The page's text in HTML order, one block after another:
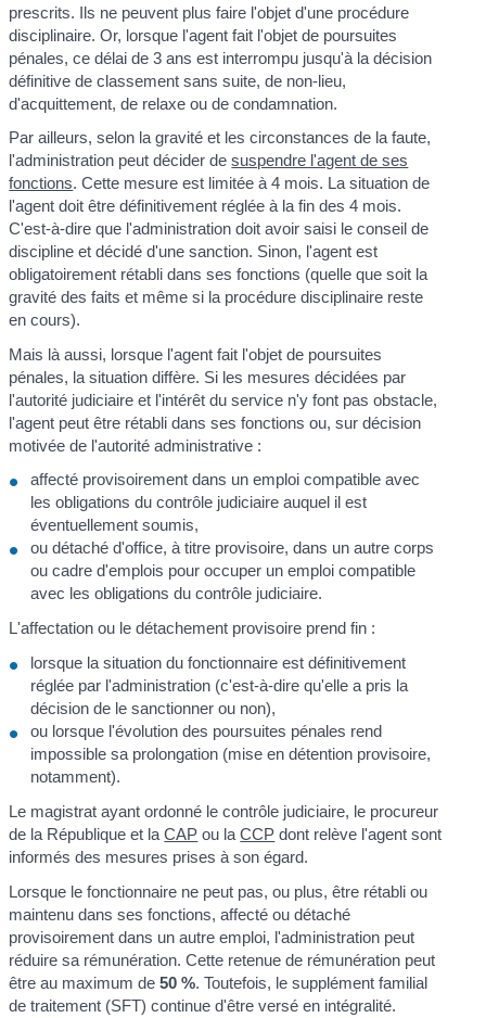
prescrits. Ils ne peuvent plus faire l'objet d'une procédure
disciplinaire. Or, lorsque l'agent fait l'objet de poursuites
pénales, ce délai de 3 ans est interrompu jusqu'à la décision
définitive de classement sans suite, de non-lieu,
d'acquittement, de relaxe ou de condamnation.
Par ailleurs, selon la gravité et les circonstances de la faute,
l'administration peut décider desuspendre l'agent de ses
fonctions. Cette mesure est limitée à 4 mois. La situation de
l'agent doit être définitivement réglée à la fin des 4 mois.
C'est-à-dire que l'administration doit avoir saisi le conseil de
discipline et décidé d'une sanction. Sinon, l'agent est
obligatoirement rétabli dans ses fonctions (quelle que soit la
gravité des faits et même si la procédure disciplinaire reste
en cours).
Mais là aussi, lorsque l'agent fait l'objet de poursuites
pénales, la situation diffère. Si les mesures décidées par
l'autorité judiciaire et l'intérêt du service n'y font pas obstacle,
l'agent peut être rétabli dans ses fonctions ou, sur décision
motivée de l'autorité administrative :
affecté provisoirement dans un emploi compatible avec
les obligations du contrôle judiciaire auquel il est
éventuellement soumis,
ou détaché d'office, à titre provisoire, dans un autre corps
ou cadre d'emplois pour occuper un emploi compatible
avec les obligations du contrôle judiciaire.
L'affectation ou le détachement provisoire prend fin :
lorsque la situation du fonctionnaire est définitivement
réglée par l'administration (c'est-à-dire qu'elle a pris la
décision de le sanctionner ou non),
ou lorsque l'évolution des poursuites pénales rend
impossible sa prolongation (mise en détention provisoire,
notamment).
Le magistrat ayant ordonné le contrôle judiciaire, le procureur
de la République et laCAP ou laCCP dont relève l'agent sont
informés des mesures prises à son égard.
Lorsque le fonctionnaire ne peut pas, ou plus, être rétabli ou
maintenu dans ses fonctions, affecté ou détaché
provisoirement dans un autre emploi, l'administration peut
réduire sa rémunération. Cette retenue de rémunération peut
être au maximum de50 %. Toutefois, le supplément familial
de traitement (SFT) continue d'être versé en intégralité.